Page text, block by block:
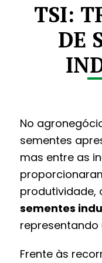
TSI:
DE
No
sementes
mas entre as
produtividade,
sementes
Frente às